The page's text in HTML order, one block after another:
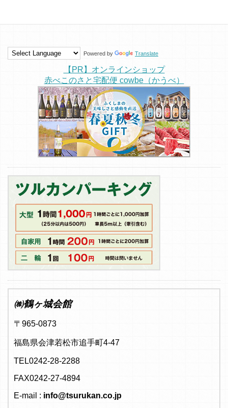
Powered by Translate
【PR】オンラインショップ
赤べこのさと宅配便 cowbe（かうべ）
㈱鶴ヶ城会館
〒965-0873
福島県会津若松市追手町4-47
TEL0242-28-2288
FAX0242-27-4894
E-mail : info@tsurukan.co.jp